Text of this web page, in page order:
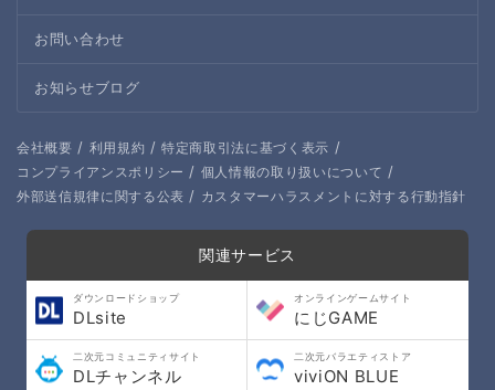
お問い合わせ
お知らせブログ
会社概要 / 利用規約 / 特定商取引法に基づく表示 /
コンプライアンスポリシー / 個人情報の取り扱いについて /
外部送信規律に関する公表 / カスタマーハラスメントに対する行動指針
関連サービス
ダウンロードショップ
DLsite
オンラインゲームサイト
にじGAME
二次元コミュニティサイト
DLチャンネル
二次元バラエティストア
viviON BLUE